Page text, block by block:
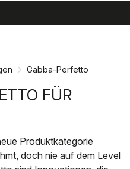
Gabba-Perfetto
FÜR
Produktkategorie
doch nie auf dem Level